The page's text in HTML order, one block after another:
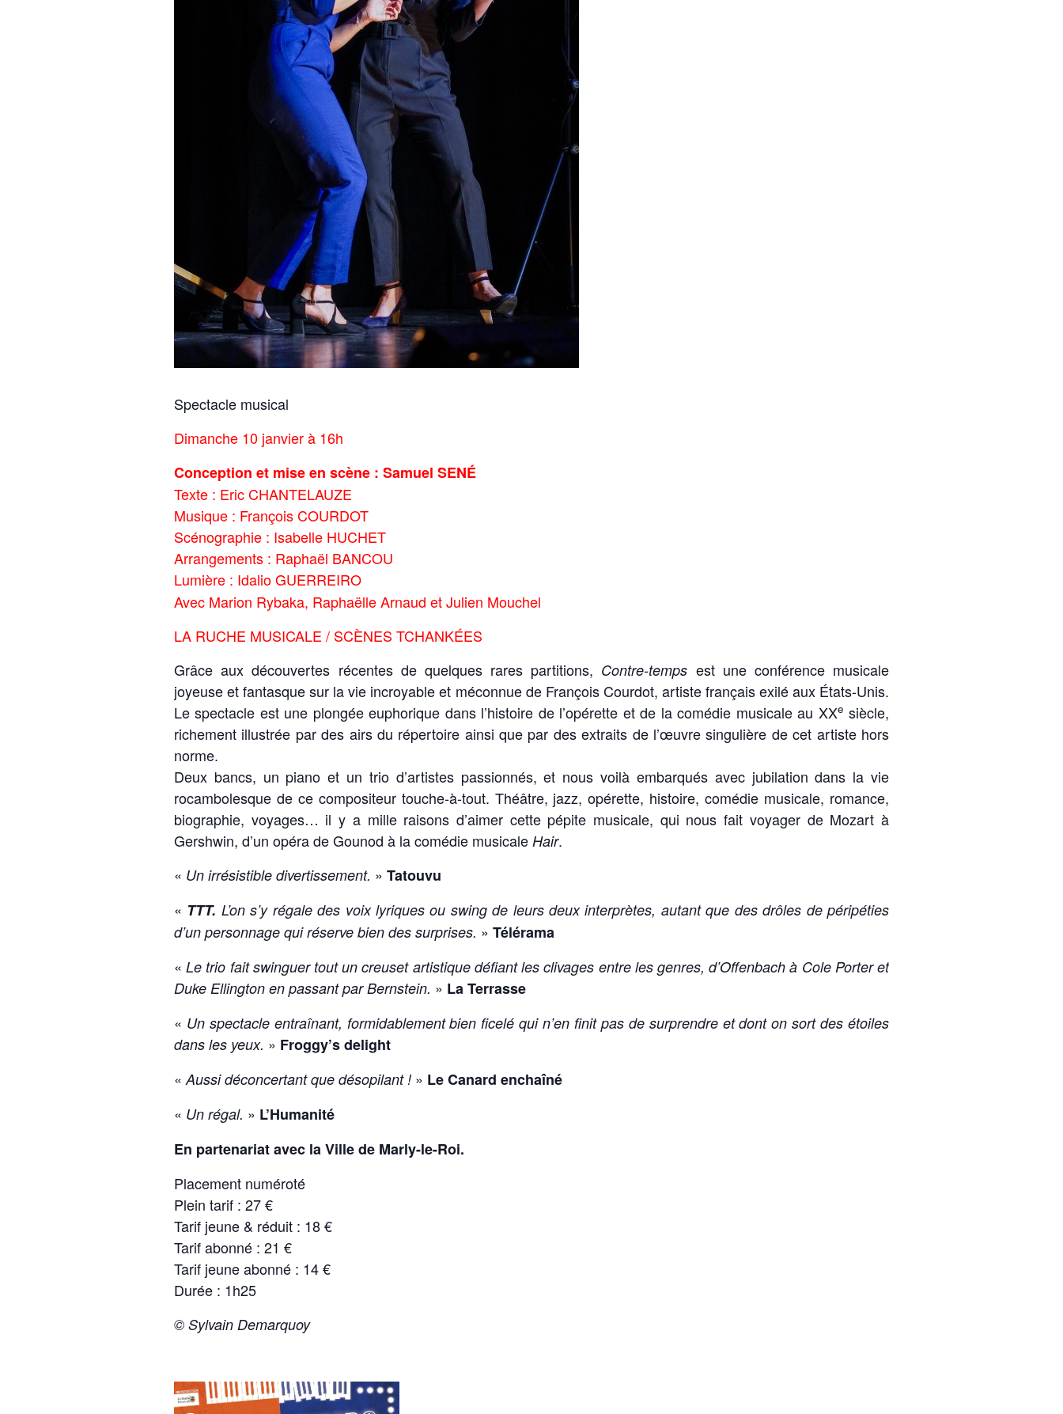
Spectacle musical
Dimanche 10 janvier à 16h
Conception et mise en scène : Samuel SENÉ
Texte : Eric CHANTELAUZE
Musique : François COURDOT
Scénographie : Isabelle HUCHET
Arrangements : Raphaël BANCOU
Lumière : Idalio GUERREIRO
Avec Marion Rybaka, Raphaëlle Arnaud et Julien Mouchel
LA RUCHE MUSICALE / SCÈNES TCHANKÉES
Grâce aux découvertes récentes de quelques rares partitions, Contre-temps est une conférence musicale
joyeuse et fantasque sur la vie incroyable et méconnue de François Courdot, artiste français exilé aux États-Unis.
Le spectacle est une plongée euphorique dans l’histoire de l’opérette et de la comédie musicale au XXe siècle,
richement illustrée par des airs du répertoire ainsi que par des extraits de l’œuvre singulière de cet artiste hors
norme.
Deux bancs, un piano et un trio d’artistes passionnés, et nous voilà embarqués avec jubilation dans la vie
rocambolesque de ce compositeur touche-à-tout. Théâtre, jazz, opérette, histoire, comédie musicale, romance,
biographie, voyages… il y a mille raisons d’aimer cette pépite musicale, qui nous fait voyager de Mozart à
Gershwin, d’un opéra de Gounod à la comédie musicale Hair.
« Un irrésistible divertissement. » Tatouvu
« TTT. L’on s’y régale des voix lyriques ou swing de leurs deux interprètes, autant que des drôles de péripéties
d’un personnage qui réserve bien des surprises. » Télérama
« Le trio fait swinguer tout un creuset artistique défiant les clivages entre les genres, d’Offenbach à Cole Porter et
Duke Ellington en passant par Bernstein. » La Terrasse
« Un spectacle entraînant, formidablement bien ficelé qui n’en finit pas de surprendre et dont on sort des étoiles
dans les yeux. » Froggy’s delight
« Aussi déconcertant que désopilant ! » Le Canard enchaîné
« Un régal. » L’Humanité
En partenariat avec la Ville de Marly-le-Roi.
Placement numéroté
Plein tarif : 27 €
Tarif jeune & réduit : 18 €
Tarif abonné : 21 €
Tarif jeune abonné : 14 €
Durée : 1h25
© Sylvain Demarquoy